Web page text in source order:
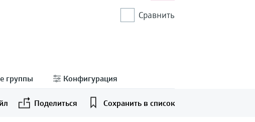
Сравнить
группы Конфигурация
Поделиться Сохранить в список